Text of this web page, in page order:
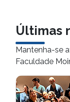
Últimas
Mantenha-se
Faculdade